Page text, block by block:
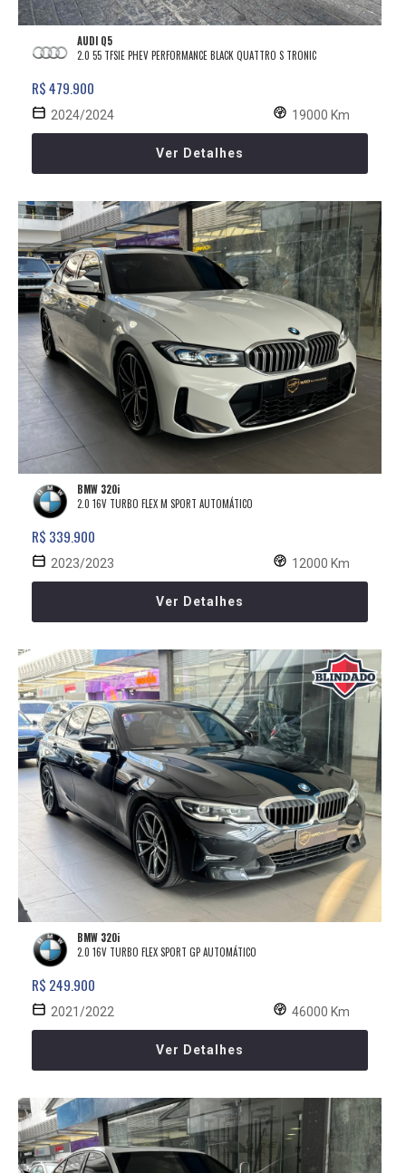
AUDI Q5
2.0 55 TFSIE PHEV PERFORMANCE BLACK QUATTRO S TRONIC
R$ 479.900
2024/2024 19000 Km
Ver Detalhes
BMW 320i
2.0 16V TURBO FLEX M SPORT AUTOMÁTICO
R$ 339.900
2023/2023 12000 Km
Ver Detalhes
BMW 320i
2.0 16V TURBO FLEX SPORT GP AUTOMÁTICO
R$ 249.900
2021/2022 46000 Km
Ver Detalhes